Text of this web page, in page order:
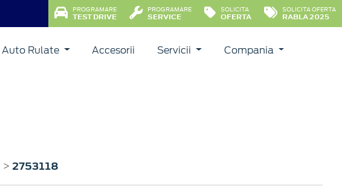
PROGRAMARE
TEST DRIVE
PROGRAMARE
SERVICE
SOLICITA
OFERTA
SOLICITA OFERTA
RABLA 2025
Auto Rulate Accesorii Servicii Compania
> 2753118